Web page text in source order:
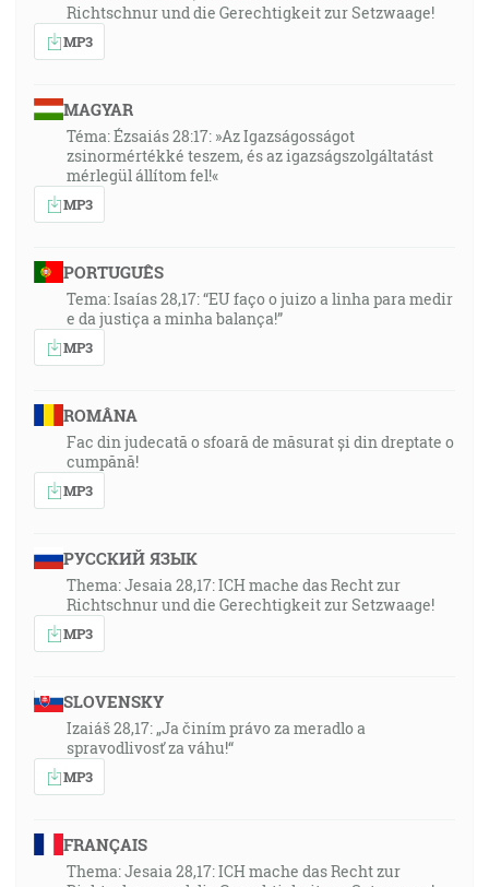
Richtschnur und die Gerechtigkeit zur Setzwaage!
MP3
MAGYAR
Téma: Ézsaiás 28:17: »Az Igazságosságot
zsinormértékké teszem, és az igazságszolgáltatást
mérlegül állítom fel!«
MP3
PORTUGUÊS
Tema: Isaías 28,17: “EU faço o juizo a linha para medir
e da justiça a minha balança!”
MP3
ROMÂNA
Fac din judecată o sfoară de măsurat și din dreptate o
cumpănă!
MP3
РУССКИЙ ЯЗЫК
Thema: Jesaia 28,17: ICH mache das Recht zur
Richtschnur und die Gerechtigkeit zur Setzwaage!
MP3
SLOVENSKY
Izaiáš 28,17: „Ja činím právo za meradlo a
spravodlivosť za váhu!“
MP3
FRANÇAIS
Thema: Jesaia 28,17: ICH mache das Recht zur